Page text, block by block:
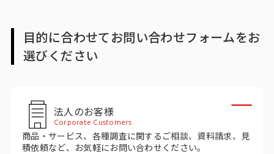
トップ
サービストップ
マーケティングリサーチ
目的に合わせてお問い合わせフォームをお
選びください
法人のお客様
Corporate Customers
商品・サービス、各種調査に関するご相談、資料請求、見
積依頼など、お気軽にお問い合わせください。